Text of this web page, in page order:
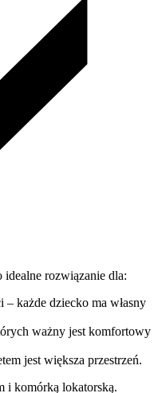
rozwiązanie dla:
każde dziecko ma własny
ważny jest komfortowy
jest większa przestrzeń.
i komórką lokatorską.